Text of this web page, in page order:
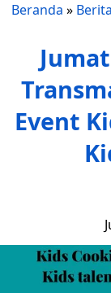
Beranda » Berita
Event